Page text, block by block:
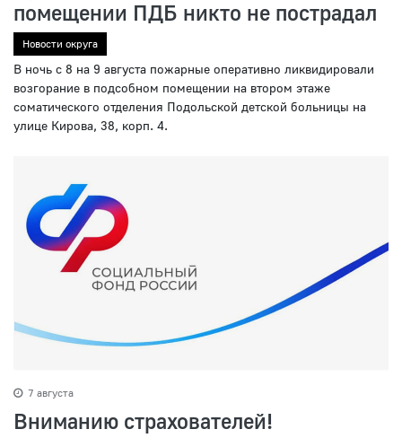
помещении ПДБ никто не пострадал
Новости округа
В ночь с 8 на 9 августа пожарные оперативно ликвидировали
возгорание в подсобном помещении на втором этаже
соматического отделения Подольской детской больницы на
улице Кирова, 38, корп. 4.
7 августа
Вниманию страхователей!